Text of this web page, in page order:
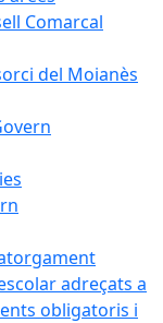
Comarcal
del Moianès
adreçats a
obligatoris i